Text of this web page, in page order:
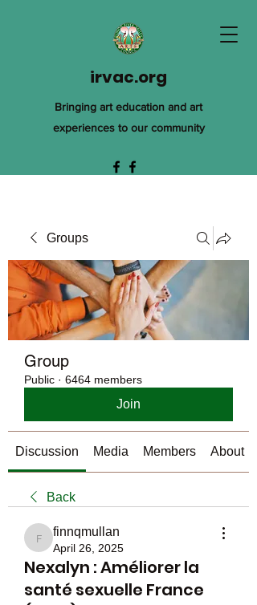
irvac.org
Bringing art education and art
experiences to our community
Groups
Group
Public · 6464 members
Join
Discussion Media Members About
Back
finnqmullan
finnqmullan
April 26, 2025
Nexalyn : Améliorer la
santé sexuelle France